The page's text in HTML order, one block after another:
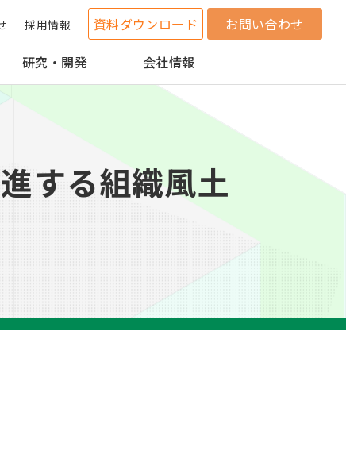
採用情報 資料ダウンロード
お問い合わせ
研究・開発 会社情報
する組織風土